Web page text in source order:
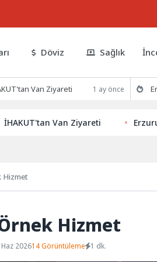
Döviz Sağlık
Van Ziyareti 1 ay önce
Ziyareti Erzurumspor FK Kamp
Hizmet
Hizmet
202614 Görüntüleme 1 dk.